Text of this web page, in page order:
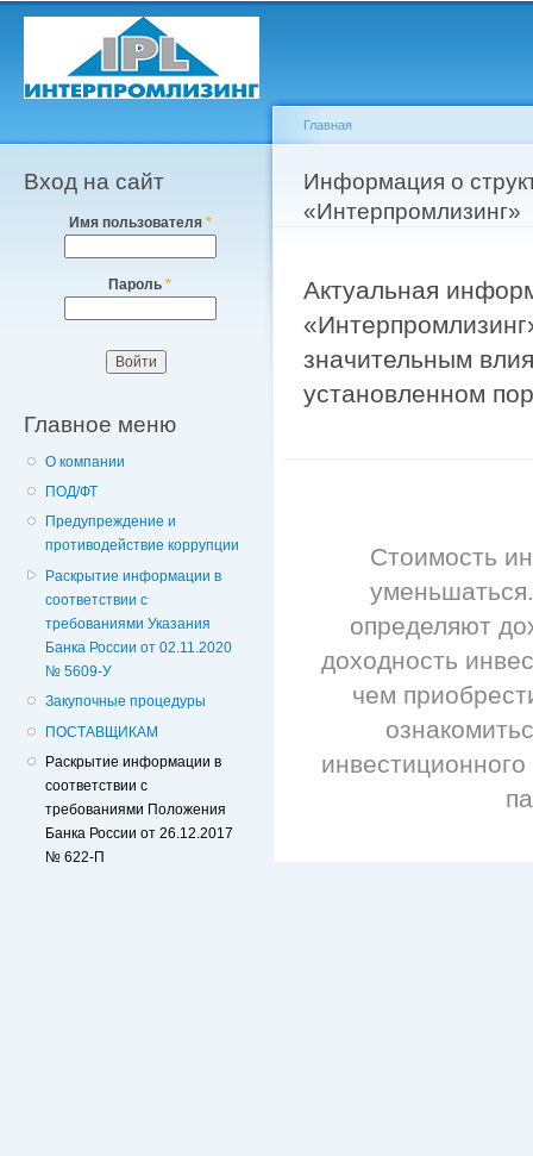
Вход на сайт
Имя пользователя *
Пароль *
Главное меню
О компании
ПОД/ФТ
Предупреждение и
противодействие коррупции
Раскрытие информации в
соответствии с
требованиями Указания
Банка России от 02.11.2020
№ 5609-У
Закупочные процедуры
ПОСТАВЩИКАМ
Раскрытие информации в
соответствии с
требованиями Положения
Банка России от 26.12.2017
№ 622-П
Вы здесь
Главная
Информация о
«Интерпромлизинг»
Актуальная
значительным
установленном
Стоимость
определяют
доходность
чем